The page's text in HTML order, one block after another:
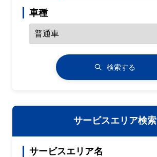
車種
検索する
サービスエリア検索
サービスエリア名